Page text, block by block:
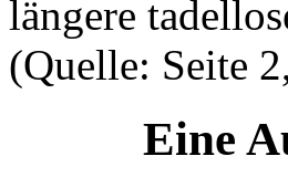
längere
(Quelle: Seite
Eine